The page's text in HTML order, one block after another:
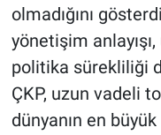
olmadığını
yönetişim
politika sürekliliği
ÇKP, uzun vadeli
dünyanın en